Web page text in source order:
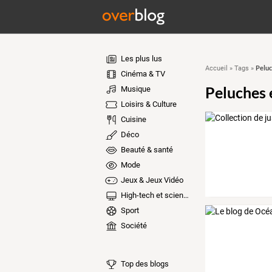
Les plus lus
Cinéma & TV
Musique
Loisirs & Culture
Cuisine
Déco
Beauté & santé
Mode
Jeux & Jeux Vidéo
High-tech et sciences
Sport
Société
Top des blogs
Accueil » Tags »